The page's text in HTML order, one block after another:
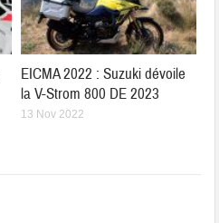
EICMA 2022 : Suzuki dévoile
la V-Strom 800 DE 2023
13 Nov 2022